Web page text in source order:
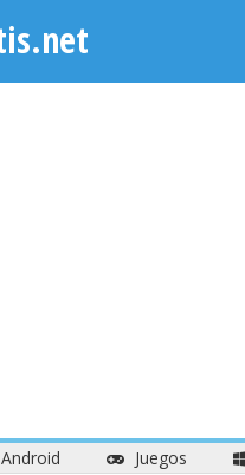
Android Juegos